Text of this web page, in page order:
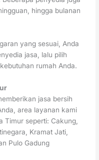
hingga bulanan
yang sesuai, Anda
jasa, lalu pilih
rumah Anda.
jasa bersih
area layanan kami
Timur seperti: Cakung,
Kramat Jati,
Pulo Gadung